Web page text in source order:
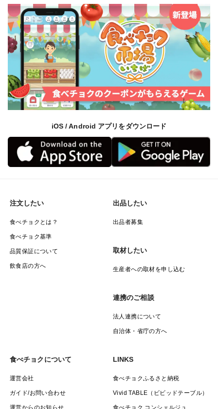
🍊崖上の宇和島ブランドみかんのヒミツ③🍊生産量日本
一愛媛が誇る豊富なラインナップ
山内ファームでは「ブラッドオレンジ」や「せとか」を
はじめとする新品種、現在当園では500アールの土地
で、温州みかん、ポンカン、伊予柑、デコポン、せとか
など20種以上の柑橘を生産しています。
柑橘生産量日本一を誇る本場愛媛県だからこそ成し得る
圧倒的なラインナップ。
山内ファームは先述の通り崖上に畑があるのですが、崖
なるので、糖度が一段と高くなります。
しかしながら、上に行けば行くほど危険な場所になって
きて見下ろす景色に断崖絶壁・・・
まさに命がけと言っても過言ではない場所で収穫するみ
最高糖度に至っては【18度】を超えており、みかんの平
は言うには及びません。
日本一のみかん王国愛媛にふさわしい宇和島ブランドみ
かんを人生で一度味わうだけでなく、大切な方へぜひこ
iOS / Android アプリをダウンロード
注文したい
食べチョクとは？
食べチョク基準
品質保証について
飲食店の方へ
出品したい
出品者募集
取材したい
生産者への取材を申し込む
連携のご相談
法人連携について
自治体・省庁の方へ
食べチョクについて
運営会社
ガイド/お問い合わせ
運営からのお知らせ
LINKS
食べチョクふるさと納税
Vivid TABLE（ビビッドテーブル）
食べチョク コンシェルジュ